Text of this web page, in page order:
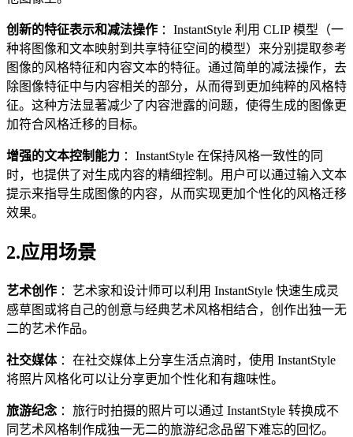
创新的特征表示和减法操作 ：InstantStyle 利用 CLIP 模型（一
种将图像和文本映射到共享特征空间的模型）来分别提取参考
图像的风格特征和内容文本的特征。通过简单的减法操作，去
除图像特征中与内容相关的部分，从而得到更加纯粹的风格特
征。这种方法显著减少了内容泄露的问题，使得生成的图像更
加符合风格迁移的目标。
增强的文本控制能力 ：InstantStyle 在保持风格一致性的同
时，也提供了对生成内容的精细控制。用户可以通过输入文本
提示来指导生成图像的内容，从而实现更加个性化的风格迁移
效果。
2.应用场景
艺术创作 ：艺术家和设计师可以利用 InstantStyle 快速生成灵
感草图或将自己的创意与经典艺术风格相结合，创作出独一无
二的艺术作品。
社交媒体：在社交媒体上分享生活点滴时，使用 InstantStyle
将照片风格化可以让分享更加个性化和有趣味性。
旅游纪念：旅行时拍摄的照片可以通过 InstantStyle 转换成不
同艺术风格制作成独一无二的旅游纪念品留下难忘的回忆。